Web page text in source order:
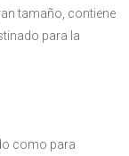
tamaño, contiene
para la
como para